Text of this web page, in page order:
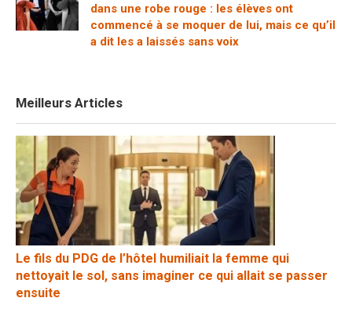
dans une robe rouge : les élèves ont
commencé à se moquer de lui, mais ce qu’il
a dit les a laissés sans voix
Meilleurs Articles
Le fils du PDG de l’hôtel humiliait la femme qui
nettoyait le sol, sans imaginer ce qui allait se passer
ensuite